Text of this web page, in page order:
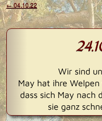
Beitragsnavigation
←04.10.22
Wir sind
May hat ihre
dass sich May nach
sie ganz